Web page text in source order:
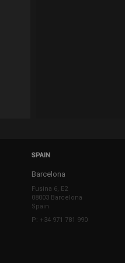
SPAIN
Barcelona
Fusina 6, E2
08003 Barcelona
Spain
P: +34 971 781 990